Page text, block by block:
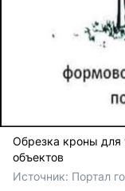
Обрезка кроны
объектов
Источник: Портал